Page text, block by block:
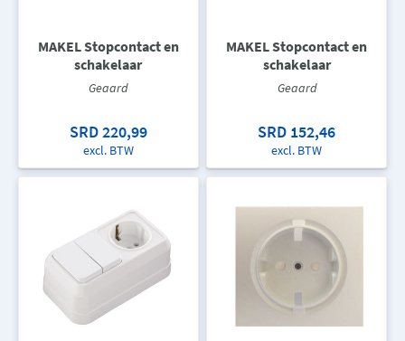
MAKEL Stopcontact en
schakelaar
Geaard
SRD 220,99
excl. BTW
MAKEL Stopcontact en
schakelaar
Geaard
SRD 152,46
excl. BTW